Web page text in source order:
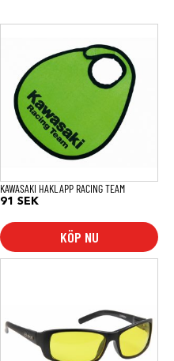
KAWASAKI HAKLAPP RACING TEAM
91 SEK
KÖP NU